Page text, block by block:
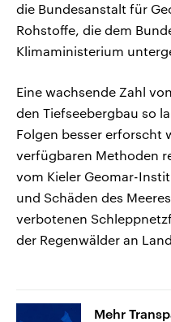
die Bundesanstalt für
Rohstoffe, die dem
Klimaministerium
Eine wachsende Zahl
den Tiefseebergbau so
Folgen besser erforscht
verfügbaren Methoden
vom Kieler Geomar-
und Schäden des
verbotenen
der Regenwälder an
Mehr